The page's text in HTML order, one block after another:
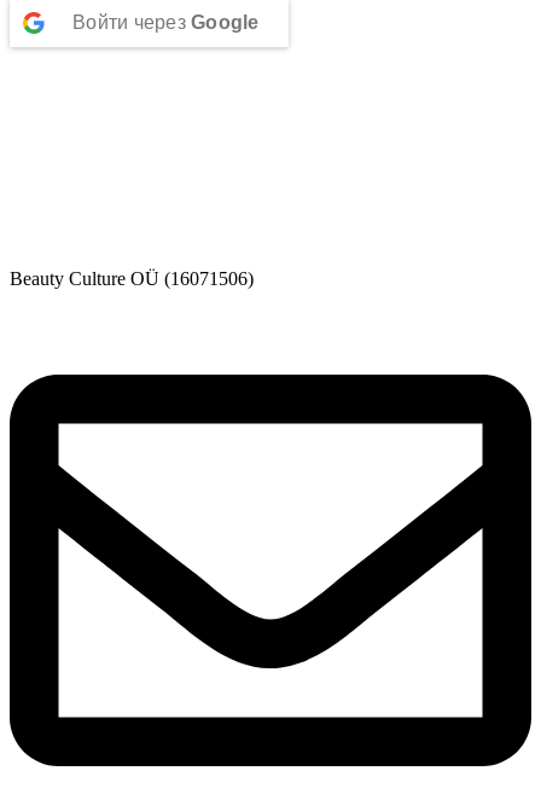
Войти через Google
Beauty Culture OÜ (16071506)